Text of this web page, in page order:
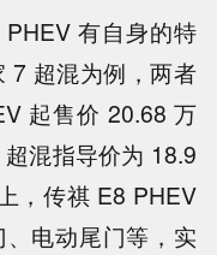
有自身的特
7 超混为例，两者
起售价 20.68 万
混指导价为 18.9
，传祺 E8 PHEV
电动尾门等，实